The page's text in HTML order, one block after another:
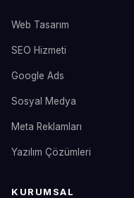
Web Tasarım
SEO Hizmeti
Google Ads
Sosyal Medya
Meta Reklamları
Yazılım Çözümleri
KURUMSAL